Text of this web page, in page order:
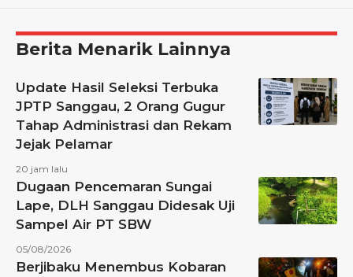
Berita Menarik Lainnya
Update Hasil Seleksi Terbuka
JPTP Sanggau, 2 Orang Gugur
Tahap Administrasi dan Rekam
Jejak Pelamar
20 jam lalu
Dugaan Pencemaran Sungai
Lape, DLH Sanggau Didesak Uji
Sampel Air PT SBW
05/08/2026
Berjibaku Menembus Kobaran